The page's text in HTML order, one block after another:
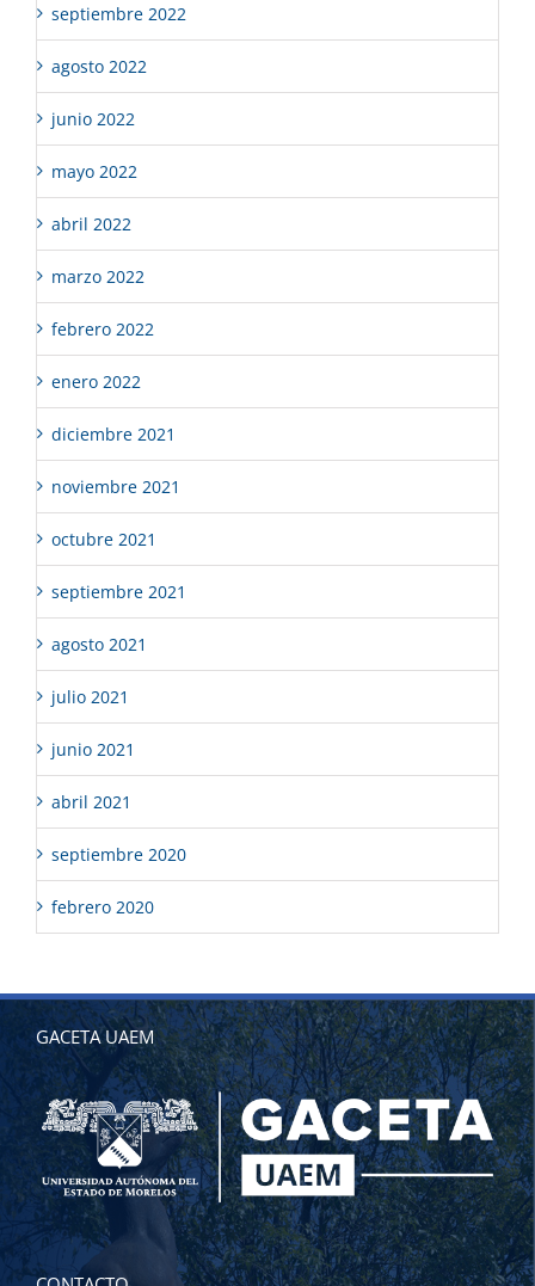
septiembre 2022
agosto 2022
junio 2022
mayo 2022
abril 2022
marzo 2022
febrero 2022
enero 2022
diciembre 2021
noviembre 2021
octubre 2021
septiembre 2021
agosto 2021
julio 2021
junio 2021
abril 2021
septiembre 2020
febrero 2020
GACETA UAEM